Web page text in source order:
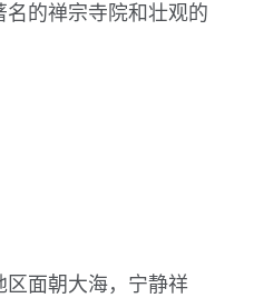
的禅宗寺院和壮观的
区面朝大海，宁静祥